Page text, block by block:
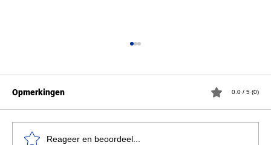
Opmerkingen 0.0 / 5 (0)
Reageer en beoordeel...